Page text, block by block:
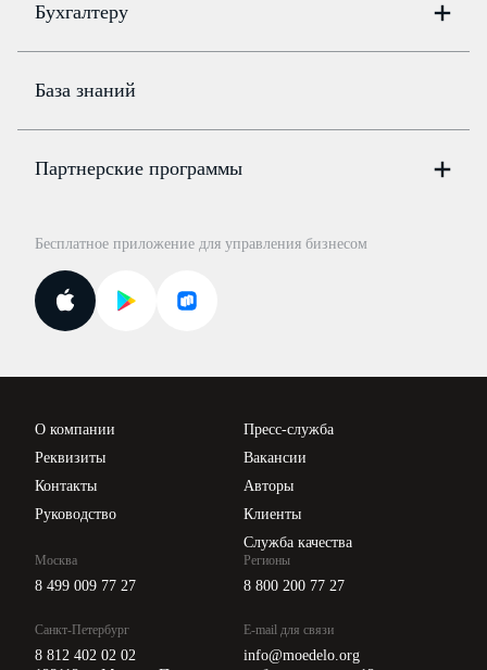
Бухгалтеру
Цены
Бюро
Консультации по учёту и налогам
Курсы повышения квалификации
Госпроверки
Поиск ответа на вопрос
Новости законодательства
База знаний
Партнерские программы
Для самозанятых
Бесплатное приложение для управления бизнесом
О компании
Реквизиты
Контакты
Руководство
Пресс-служба
Вакансии
Авторы
Клиенты
Служба качества
Москва
8 499 009 77 27
Санкт-Петербург
8 812 402 02 02
Регионы
8 800 200 77 27
E-mail для связи
info@moedelo.org